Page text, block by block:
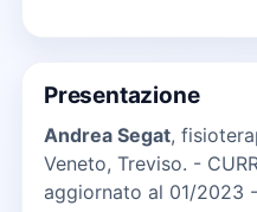
Presentazione
Andrea Segat,
Veneto, Treviso. -
aggiornato al 01/2023 -